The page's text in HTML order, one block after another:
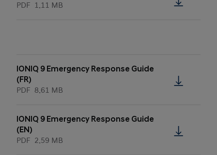
PDF 1.11 MB
IONIQ 9 Emergency Response Guide
(FR)
PDF 8.61 MB
IONIQ 9 Emergency Response Guide
(EN)
PDF 2.59 MB